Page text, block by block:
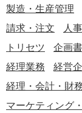
製造・生産管理
請求・注文
人
トリセツ
企画書
経理業務
経営
経理・会計・財
マーケティング